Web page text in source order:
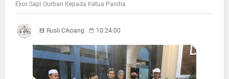
Ekor Sapi Qurban Kepada Ketua Panitia
Rusli Cikoang 10:24:00